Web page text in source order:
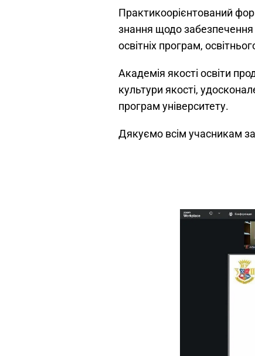
Практикоорієнтований
знання щодо забезпечення
освітніх програм,
Академія якості освіти
культури якості,
програм університету.
Дякуємо всім учасникам за